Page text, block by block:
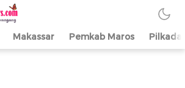
Makassar Pemkab Maros Pilkada